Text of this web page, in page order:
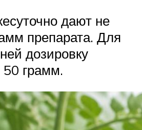
дают не
препарата. Для
дозировку
грамм.